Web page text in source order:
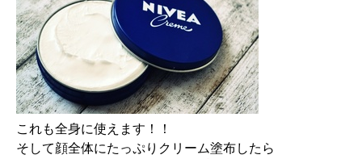
これも全身に使えます！！
そして顔全体にたっぷりクリーム塗布したら